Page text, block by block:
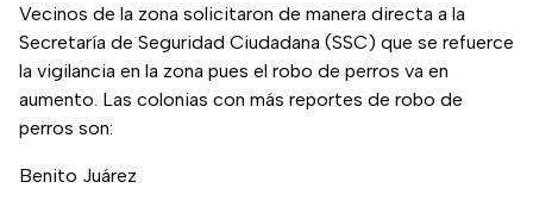
Vecinos de la zona solicitaron de manera directa a la
Secretaría de Seguridad Ciudadana (SSC) que se refuerce
la vigilancia en la zona pues el robo de perros va en
aumento. Las colonias con más reportes de robo de
perros son:
Benito Juárez